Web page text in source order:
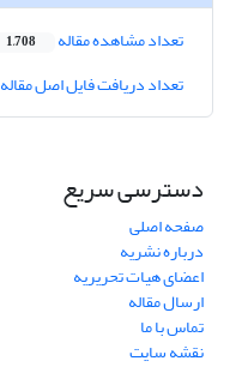
تعداد مشاهده مقاله 1,708
تعداد دریافت فایل اصل مقاله
دسترسی سریع
صفحه اصلی
درباره نشریه
اعضای هیات تحریریه
ارسال مقاله
تماس با ما
نقشه سایت